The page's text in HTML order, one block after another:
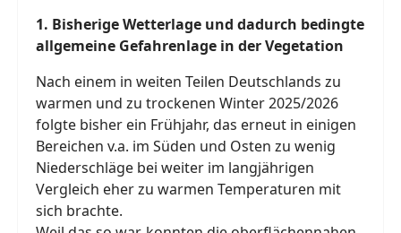
1. Bisherige Wetterlage und dadurch bedingte
allgemeine Gefahrenlage in der Vegetation
Nach einem in weiten Teilen Deutschlands zu
warmen und zu trockenen Winter 2025/2026
folgte bisher ein Frühjahr, das erneut in einigen
Bereichen v.a. im Süden und Osten zu wenig
Niederschläge bei weiter im langjährigen
Vergleich eher zu warmen Temperaturen mit
sich brachte.